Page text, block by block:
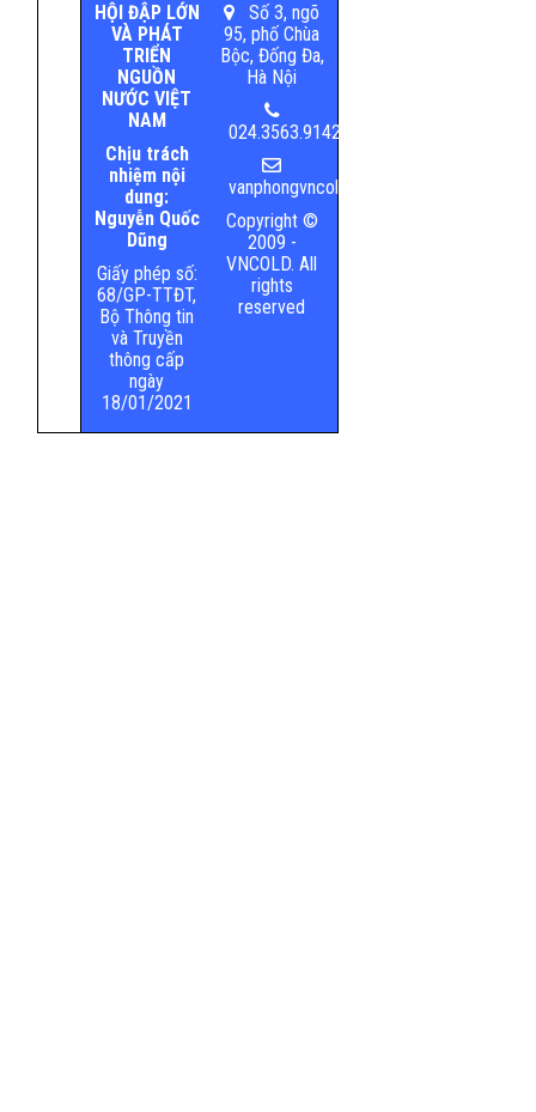
HỘI ĐẬP LỚN
VÀ PHÁT
TRIỂN
NGUỒN
NƯỚC VIỆT
NAM
Chịu trách
nhiệm nội
dung:
Nguyễn Quốc
Dũng
Giấy phép số:
68/GP-TTĐT,
Bộ Thông tin
và Truyền
thông cấp
ngày
18/01/2021
Số 3, ngõ
95, phố Chùa
Bộc, Đống Đa,
Hà Nội
024.3563.9142
vanphongvncold@mard.gov.vn
Copyright ©
2009 -
VNCOLD. All
rights
reserved